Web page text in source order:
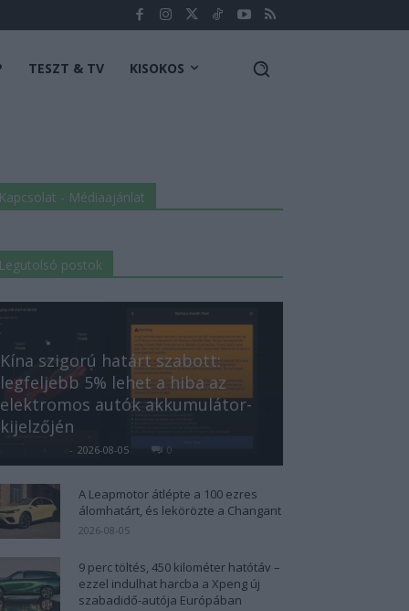
TESZT & TV KISOKOS
Kapcsolat - Médiaajánlat
Legutolsó postok
Kína szigorú határt szabott:
legfeljebb 5% lehet a hiba az
elektromos autók akkumulátor-
kijelzőjén
- 2026-08-05 0
A Leapmotor átlépte a 100 ezres
álomhatárt, és lekörözte a Changant
2026-08-05
9 perc töltés, 450 kilométer hatótáv –
ezzel indulhat harcba a Xpeng új
szabadidő-autója Európában